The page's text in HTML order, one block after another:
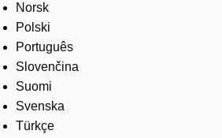
Norsk
Polski
Português
Slovenčina
Suomi
Svenska
Türkçe